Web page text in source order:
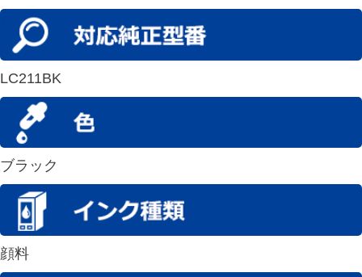
LC211BK
ブラック
顔料